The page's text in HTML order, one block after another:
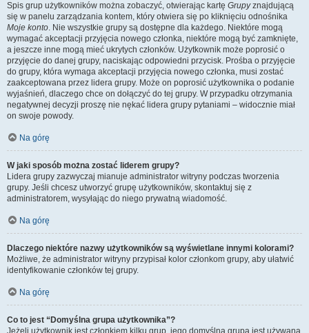
Spis grup użytkowników można zobaczyć, otwierając kartę Grupyznajdującą
się w panelu zarządzania kontem, który otwiera się po kliknięciu odnośnika
Moje konto. Nie wszystkie grupy są dostępne dla każdego. Niektóre mogą
wymagać akceptacji przyjęcia nowego członka, niektóre mogą być zamknięte,
a jeszcze inne mogą mieć ukrytych członków. Użytkownik może poprosić o
przyjęcie do danej grupy, naciskając odpowiedni przycisk. Prośba o przyjęcie
do grupy, która wymaga akceptacji przyjęcia nowego członka, musi zostać
zaakceptowana przez lidera grupy. Może on poprosić użytkownika o podanie
wyjaśnień, dlaczego chce on dołączyć do tej grupy. W przypadku otrzymania
negatywnej decyzji proszę nie nękać lidera grupy pytaniami – widocznie miał
on swoje powody.
Na górę
W jaki sposób można zostać liderem grupy?
Lidera grupy zazwyczaj mianuje administrator witryny podczas tworzenia
grupy. Jeśli chcesz utworzyć grupę użytkowników, skontaktuj się z
administratorem, wysyłając do niego prywatną wiadomość.
Na górę
Dlaczego niektóre nazwy użytkowników są wyświetlane innymi kolorami?
Możliwe, że administrator witryny przypisał kolor członkom grupy, aby ułatwić
identyfikowanie członków tej grupy.
Na górę
Co to jest “Domyślna grupa użytkownika”?
Jeżeli użytkownik jest członkiem kilku grup, jego domyślna grupa jest używana